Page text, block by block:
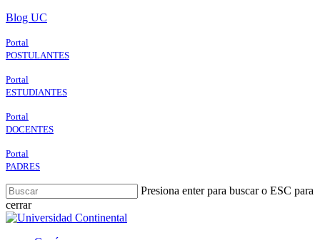
Skip
main
content
Blog UC
Portal
POSTULANTES
Portal
ESTUDIANTES
Portal
DOCENTES
Portal
PADRES
Presiona enter para buscar o ESC para
cerrar
Close